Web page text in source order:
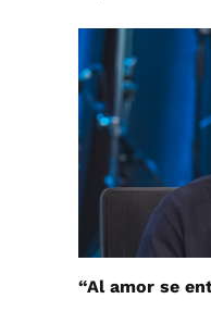
“Al amor se